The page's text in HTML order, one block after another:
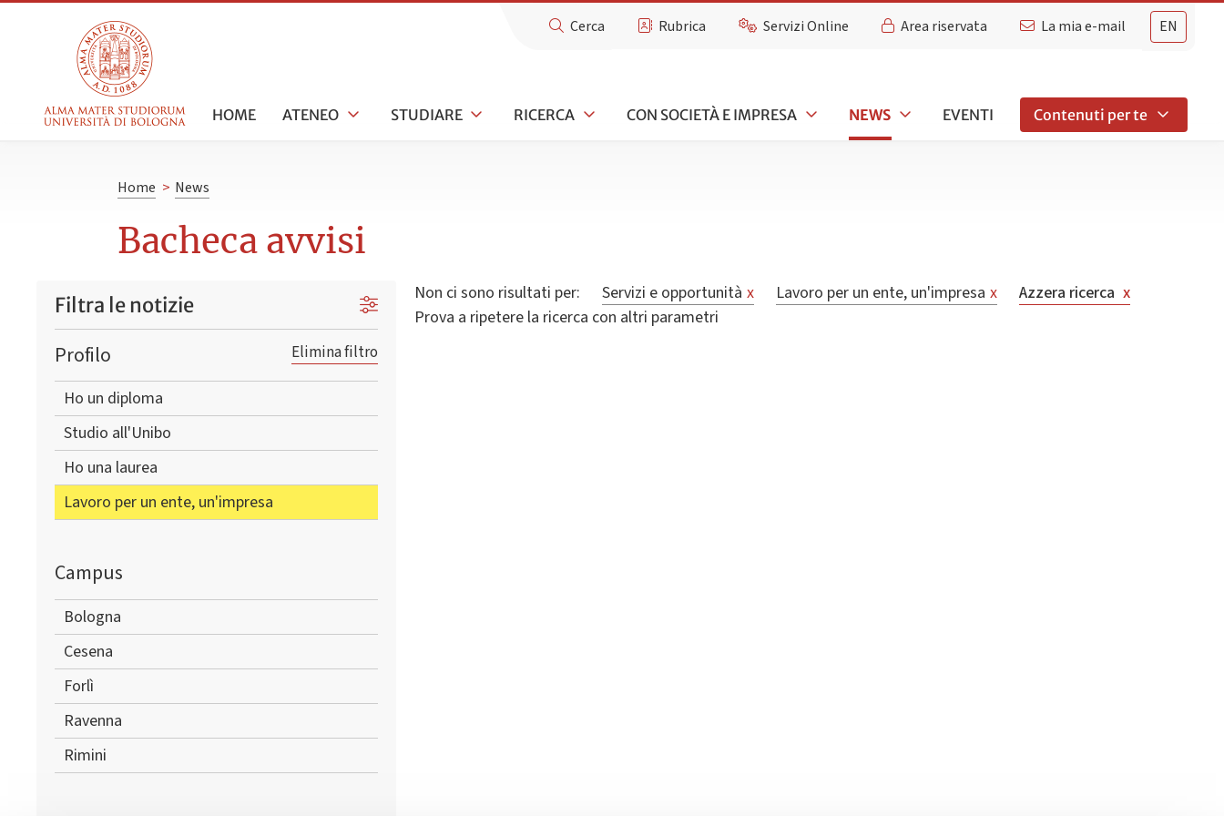
EN
Cerca Rubrica Servizi Online Area riservata La mia e-mail
HOME ATENEO STUDIARE RICERCA CON SOCIETÀ E IMPRESA NEWS EVENTI Contenuti per te
Home > News
Bacheca avvisi
Filtra le notizie
Profilo Elimina filtro
Ho un diploma
Studio all'Unibo
Ho una laurea
Lavoro per un ente, un'impresa
Campus
Bologna
Cesena
Forlì
Ravenna
Rimini
Non ci sono risultati per: Servizi e opportunità x Lavoro per un ente, un'impresa x Azzera ricerca x
Prova a ripetere la ricerca con altri parametri